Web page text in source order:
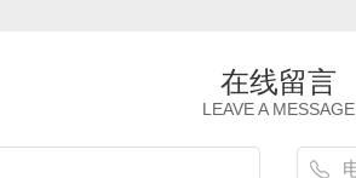
在线留言
LEAVE A MESSAGE